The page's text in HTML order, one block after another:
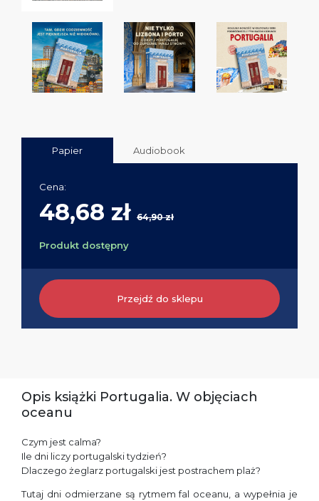
Papier Audiobook
Cena:
48,68 zł 64,90 zł
Produkt dostępny
Przejdź do sklepu
Opis książki Portugalia. W objęciach
oceanu
Czym jest calma?
Ile dni liczy portugalski tydzień?
Dlaczego żeglarz portugalski jest postrachem plaż?
Tutaj dni odmierzane są rytmem fal oceanu, a wypełnia je